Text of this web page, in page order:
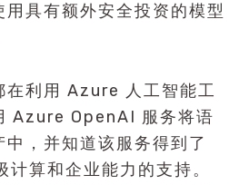
用具有额外安全投资的模型
在利用 Azure 人工智能工
Azure OpenAI 服务将语
，并知道该服务得到了
算和企业能力的支持。